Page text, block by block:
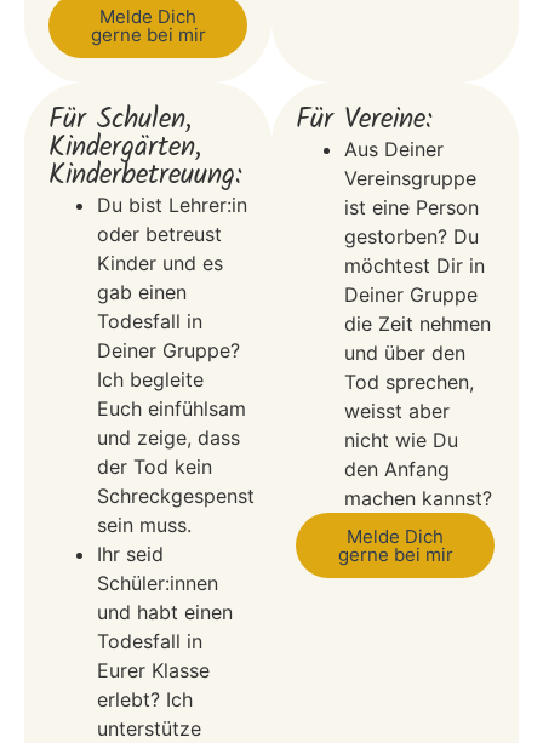
Melde Dich
gerne bei mir
Für Schulen,
Kindergärten,
Kinderbetreuung:
Du bist Lehrer:in
oder betreust
Kinder und es
gab einen
Todesfall in
Deiner Gruppe?
Ich begleite
Euch einfühlsam
und zeige, dass
der Tod kein
Schreckgespenst
sein muss.
Ihr seid
Schüler:innen
und habt einen
Todesfall in
Eurer Klasse
erlebt? Ich
unterstütze
Für Vereine:
Aus Deiner
Vereinsgruppe
ist eine Person
gestorben? Du
möchtest Dir in
Deiner Gruppe
die Zeit nehmen
und über den
Tod sprechen,
weisst aber
nicht wie Du
den Anfang
machen kannst?
Melde Dich
gerne bei mir